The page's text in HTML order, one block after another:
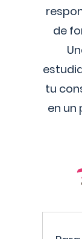
de
tu
en un